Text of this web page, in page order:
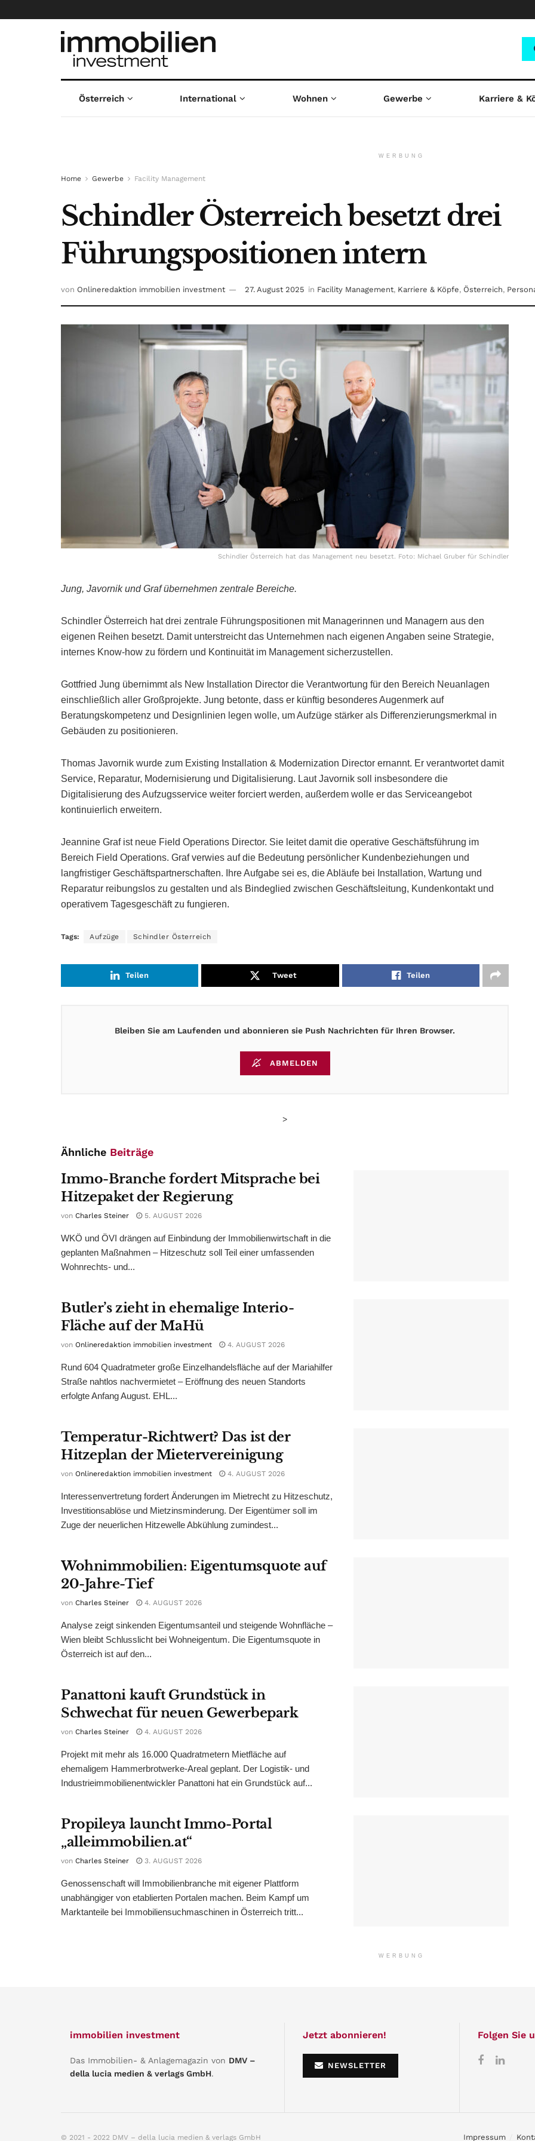
Österreich International Wohnen Gewerbe Karriere &
WERBUNG
Home Gewerbe Facility Management
Schindler Österreich besetzt drei
Führungspositionen intern
von Onlineredaktion immobilien investment 27. August 2025 in Facility Management, Karriere & Köpfe, Österreich,
Schindler Österreich hat das Management neu besetzt. Foto: Michael Gruber für Schindler
Jung, Javornik und Graf übernehmen zentrale Bereiche.
Schindler Österreich hat drei zentrale Führungspositionen mit Managerinnen und Managern aus den
eigenen Reihen besetzt. Damit unterstreicht das Unternehmen nach eigenen Angaben seine Strategie,
internes Know-how zu fördern und Kontinuität im Management sicherzustellen.
Gottfried Jung übernimmt als New Installation Director die Verantwortung für den Bereich Neuanlagen
einschließlich aller Großprojekte. Jung betonte, dass er künftig besonderes Augenmerk auf
Beratungskompetenz und Designlinien legen wolle, um Aufzüge stärker als Differenzierungsmerkmal in
Gebäuden zu positionieren.
Thomas Javornik wurde zum Existing Installation & Modernization Director ernannt. Er verantwortet damit
Service, Reparatur, Modernisierung und Digitalisierung. Laut Javornik soll insbesondere die
Digitalisierung des Aufzugsservice weiter forciert werden, außerdem wolle er das Serviceangebot
kontinuierlich erweitern.
Jeannine Graf ist neue Field Operations Director. Sie leitet damit die operative Geschäftsführung im
Bereich Field Operations. Graf verwies auf die Bedeutung persönlicher Kundenbeziehungen und
langfristiger Geschäftspartnerschaften. Ihre Aufgabe sei es, die Abläufe bei Installation, Wartung und
Reparatur reibungslos zu gestalten und als Bindeglied zwischen Geschäftsleitung, Kundenkontakt und
operativem Tagesgeschäft zu fungieren.
Tags: Aufzüge Schindler Österreich
Teilen Tweet Teilen
Bleiben Sie am Laufenden und abonnieren sie Push Nachrichten für Ihren Browser.
ABMELDEN
>
Ähnliche Beiträge
Immo-Branche fordert Mitsprache bei
Hitzepaket der Regierung
von Charles Steiner 5. AUGUST 2026
WKÖ und ÖVI drängen auf Einbindung der Immobilienwirtschaft in die
geplanten Maßnahmen – Hitzeschutz soll Teil einer umfassenden
Wohnrechts- und...
Butler’s zieht in ehemalige Interio-
Fläche auf der MaHü
von Onlineredaktion immobilien investment 4. AUGUST 2026
Rund 604 Quadratmeter große Einzelhandelsfläche auf der Mariahilfer
Straße nahtlos nachvermietet – Eröffnung des neuen Standorts
erfolgte Anfang August. EHL...
Temperatur-Richtwert? Das ist der
Hitzeplan der Mietervereinigung
von Onlineredaktion immobilien investment 4. AUGUST 2026
Interessenvertretung fordert Änderungen im Mietrecht zu Hitzeschutz,
Investitionsablöse und Mietzinsminderung. Der Eigentümer soll im
Zuge der neuerlichen Hitzewelle Abkühlung zumindest...
Wohnimmobilien: Eigentumsquote auf
20-Jahre-Tief
von Charles Steiner 4. AUGUST 2026
Analyse zeigt sinkenden Eigentumsanteil und steigende Wohnfläche –
Wien bleibt Schlusslicht bei Wohneigentum. Die Eigentumsquote in
Österreich ist auf den...
Panattoni kauft Grundstück in
Schwechat für neuen Gewerbepark
von Charles Steiner 4. AUGUST 2026
Projekt mit mehr als 16.000 Quadratmetern Mietfläche auf
ehemaligem Hammerbrotwerke-Areal geplant. Der Logistik- und
Industrieimmobilienentwickler Panattoni hat ein Grundstück auf...
Propileya launcht Immo-Portal
„alleimmobilien.at“
von Charles Steiner 3. AUGUST 2026
Genossenschaft will Immobilienbranche mit eigener Plattform
unabhängiger von etablierten Portalen machen. Beim Kampf um
Marktanteile bei Immobiliensuchmaschinen in Österreich tritt...
WERBUNG
immobilien investment
Das Immobilien- & Anlagemagazin von DMV –
della lucia medien & verlags GmbH.
Jetzt abonnieren!
NEWSLETTER
Folgen Sie
Impressum
© 2021 - 2022 DMV – della lucia medien & verlags GmbH